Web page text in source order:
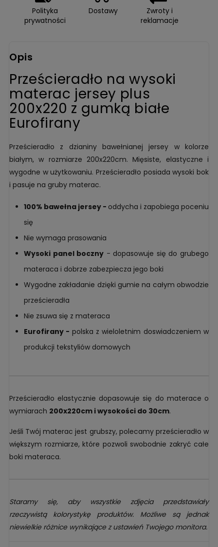
Polityka
prywatności
Dostawy
Zwroty i
reklamacje
Opis
Prześcieradło na wysoki
materac jersey plus
200x220 z gumką białe
Eurofirany
Prześcieradło z dzianiny bawełnianej jersey w kolorze
białym, w rozmiarze 200x220cm. Mięsiste, elastyczne i
wygodne w użytkowaniu. Prześcieradło posiada wysoki bok
i pasuje na gruby materac.
100% bawełna jersey - oddycha i zapobiega poceniu
się
Nie wymaga prasowania
Wysoki panel boczny - dopasowuje się do grubego
materaca i dobrze zabezpiecza jego boki
Wygodne zakładanie dzięki gumie na całym obwodzie
prześcieradła
Nie zsuwa się z materaca
Eurofirany - polska z wieloletnim doswiadczeniem w
produkcji tekstyliów domowych
Prześcieradło elastycznie dopasowuje się do materace o
wymiarach 200x220cm i wysokości do 30cm.
Jeśli Twój materac jest grubszy, polecamy prześcieradło w
większym rozmiarze, które pozwoli swobodnie zakryć całe
boki materaca.
Staramy się, aby wszystkie zdjęcia przedstawiały
rzeczywistą kolorystykę produktów. Możliwe są jednak
niewielkie różnice wynikające z ustawień Twojego monitora.